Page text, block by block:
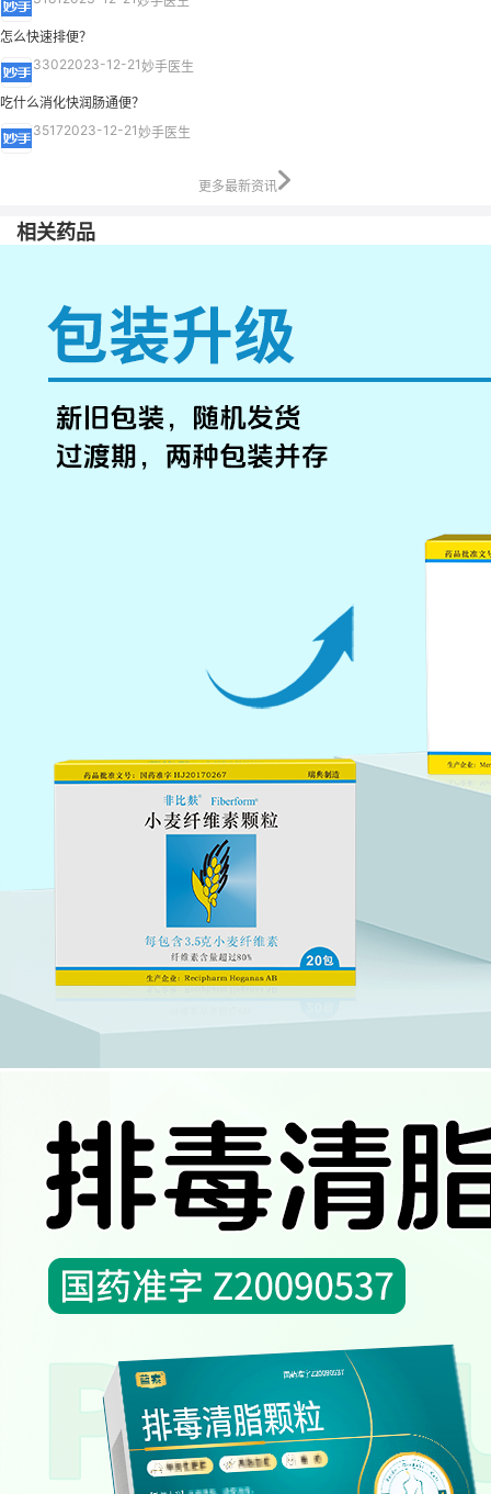
怎么快速排便？
妙手医生
33022023-12-21
吃什么消化快润肠通便？
妙手医生
35172023-12-21
更多最新资讯
相关药品